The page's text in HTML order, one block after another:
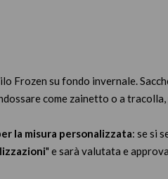
Frozen su fondo invernale.
come zainetto o a tracolla,
la misura personalizzata: se si
" e sarà valutata e